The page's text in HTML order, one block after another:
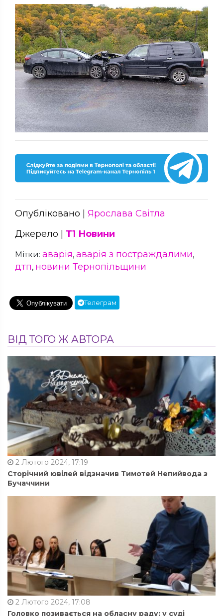
Опубліковано | Ярослава Світла
Джерело | Т1 Новини
Мітки: аварія, аварія з постраждалими,
дтп, новини Тернопільщини
Телеграм
ВІД ТОГО Ж АВТОРА
2 Лютого 2024, 17:19
Сторічний ювілей відзначив Тимотей Непийвода з
Бучаччини
2 Лютого 2024, 17:08
Головко позивається на обласну раду: у суді